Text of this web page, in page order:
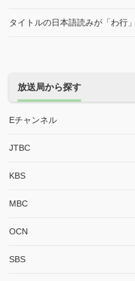
タイトルの日本語読みが「わ行
放送局から探す
Eチャンネル
JTBC
KBS
MBC
OCN
SBS